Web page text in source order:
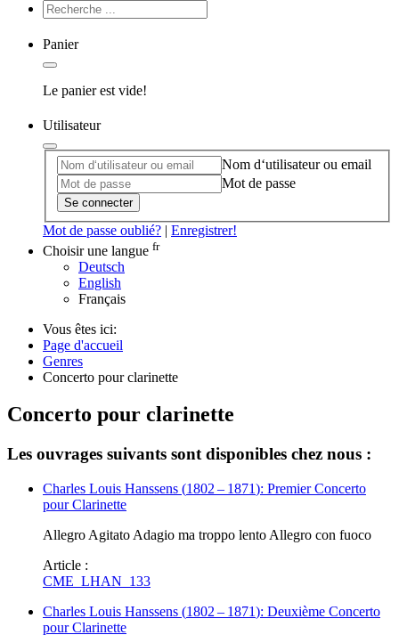
Panier
Le panier est vide!
Utilisateur
Nom d‘utilisateur ou email
Mot de passe
Se connecter
Mot de passe oublié? | Enregistrer!
Choisir une langue fr
Deutsch
English
Français
Vous êtes ici:
Page d'accueil
Genres
Concerto pour clarinette
Concerto pour clarinette
Les ouvrages suivants sont disponibles chez nous :
Charles Louis Hanssens (1802 – 1871): Premier Concerto
pour Clarinette
Allegro Agitato Adagio ma troppo lento Allegro con fuoco
Article :
CME_LHAN_133
Charles Louis Hanssens (1802 – 1871): Deuxième Concerto
pour Clarinette